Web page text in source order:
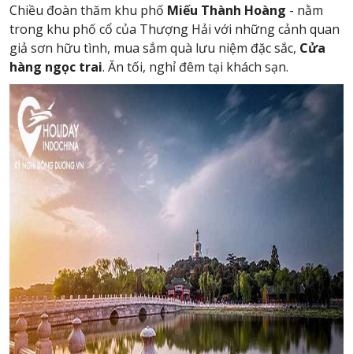
Chiều đoàn thăm khu phố Miếu Thành Hoàng - nằm
trong khu phố cổ của Thượng Hải với những cảnh quan
giả sơn hữu tình, mua sắm quà lưu niệm đặc sắc, Cửa
hàng ngọc trai. Ăn tối, nghỉ đêm tại khách sạn.